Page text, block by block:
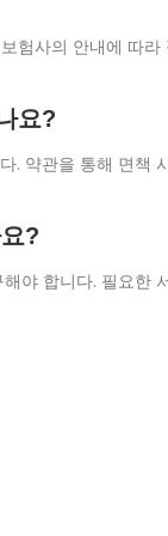
험사의 안내에 따
요?
. 약관을 통해 면책
?
야 합니다. 필요한